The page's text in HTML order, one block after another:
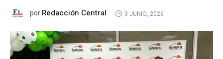
porRedacción Central 3 JUNIO, 2026